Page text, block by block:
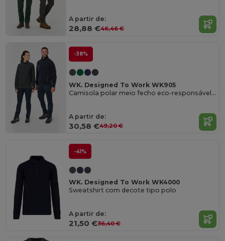
A partir de:
28,88 €46,46 €
-38%
WK. Designed To Work WK905
Camisola polar meio fecho eco-responsável unissexo
A partir de:
30,58 €49,20 €
-41%
WK. Designed To Work WK4000
Sweatshirt com decote tipo polo
A partir de:
21,50 €36,40 €